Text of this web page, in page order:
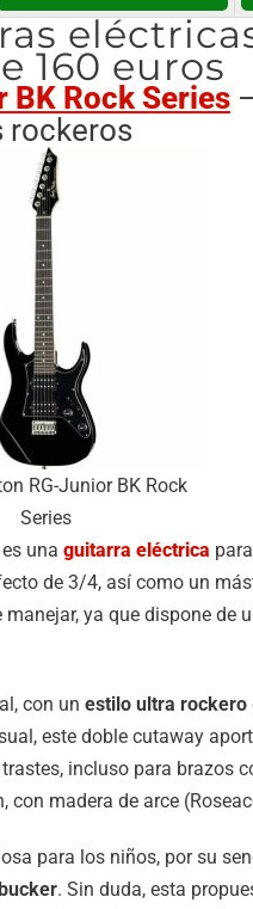
160 euros
BK Rock Series
rockeros
RG-Junior BK Rock
Series
es una guitarra eléctrica
de 3/4, así como un
ya que dispone de
con un estilo ultra rockero
este doble cutaway
incluso para brazos
madera de arce
para los niños, por su
. Sin duda, esta